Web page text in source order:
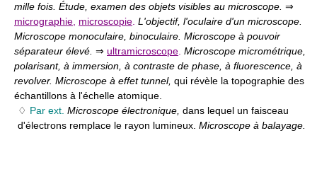
mille fois. Étude, examen des objets visibles au microscope. ⇒
micrographie microscopie L'objectif, l'oculaire d'un microscope.
Microscope monoculaire, binoculaire. Microscope à pouvoir
séparateur élevé. ⇒ ultramicroscope Microscope micrométrique,
polarisant, à immersion, à contraste de phase, à fluorescence, à
revolver. Microscope à effet tunnel, qui révèle la topographie des
échantillons à l'échelle atomique.
♢ Par ext. Microscope électronique, dans lequel un faisceau
d'électrons remplace le rayon lumineux. Microscope à balayage.